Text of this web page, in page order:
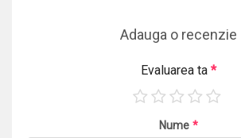
Adauga o recenzie
Evaluarea ta *
Nume *